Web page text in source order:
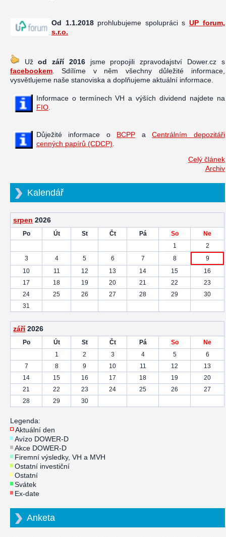
Od 1.1.2018prohlubujeme spolupráci sUP forum,
s.r.o.
Užod září 2016jsme propojili zpravodajství Dower.cz s
facebookem . Sdílíme v něm všechny důležité informace,
vysvětlujeme naše stanoviska a doplňujeme aktuální informace.
Informace o termínech VH a výších dividend najdete na
FIO
Důježité informace o BCPP aCentrálním depozitáři
cenných papírů (CDCP)
Celý článek
Archiv
Kalendář
srpen 2026
Po Út St Čt Pá So
Ne
1
2
3
4 5 6 7 8
9
10
11 12 13 14 15
16
17
18 19 20 21 22
23
24
25 26 27 28 29
30
31
září 2026
Po Út St Čt Pá So
Ne
1
2 3 4 5
6
7
8 9 10 11 12
13
14
15 16 17 18 19
20
21
22 23 24 25 26
27
28
29 30
Legenda:
Aktuální den
Avízo DOWER-D
Akce DOWER-D
Firemní výsledky, VH a MVH
Ostatní investiční
Ostatní
Svátek
Ex-date
Anketa